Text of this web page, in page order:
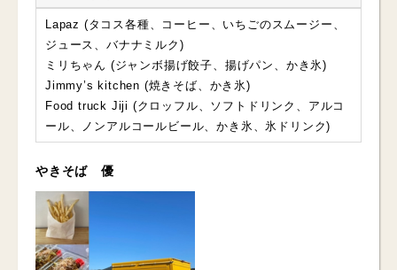
Lapaz (タコス各種、コーヒー、いちごのスムージー、
ジュース、バナナミルク)
ミリちゃん (ジャンボ揚げ餃子、揚げパン、かき氷)
Jimmy’s kitchen (焼きそば、かき氷)
Food truck Jiji (クロッフル、ソフトドリンク、アルコ
ール、ノンアルコールビール、かき氷、氷ドリンク)
やきそば 優